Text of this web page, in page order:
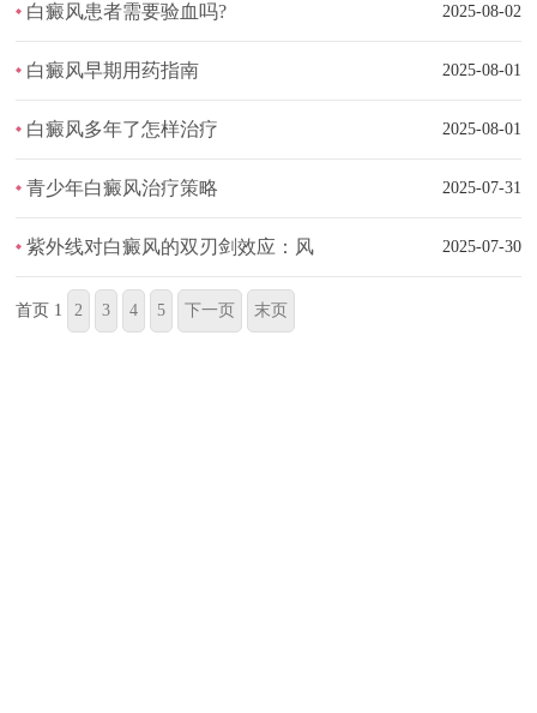
白癜风患者需要验血吗? 2025-08-02
白癜风早期用药指南 2025-08-01
白癜风多年了怎样治疗 2025-08-01
青少年白癜风治疗策略 2025-07-31
​紫外线对白癜风的双刃剑效应：风 2025-07-30
首页 1 2 3 4 5 下一页 末页